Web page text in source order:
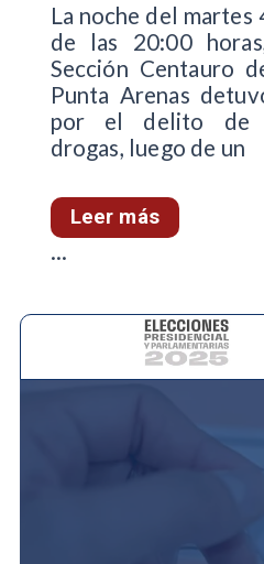
La noche del martes
de las 20:00
Sección Centauro
Punta Arenas
por el delito de
drogas, luego de un
Leer más
...